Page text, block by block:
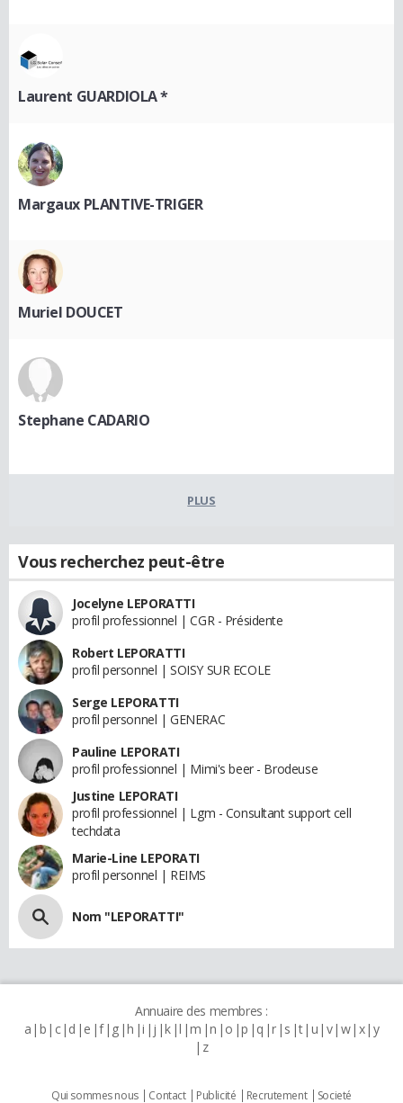
Laurent GUARDIOLA *
Margaux PLANTIVE-TRIGER
Muriel DOUCET
Stephane CADARIO
PLUS
Vous recherchez peut-être
Jocelyne LEPORATTI
profil professionnel | CGR - Présidente
Robert LEPORATTI
profil personnel | SOISY SUR ECOLE
Serge LEPORATTI
profil personnel | GENERAC
Pauline LEPORATI
profil professionnel | Mimi's beer - Brodeuse
Justine LEPORATI
profil professionnel | Lgm - Consultant support cell
techdata
Marie-Line LEPORATI
profil personnel | REIMS
Nom "LEPORATTI"
Annuaire des membres :
a b c d e f g h i j k l m n o p q r s t u v w x y
z
Qui sommes nous Contact Publicité Recrutement Societé